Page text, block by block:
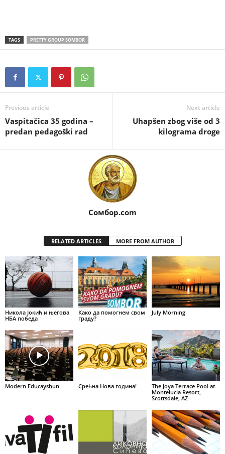
TAGS PRETTY GROUP SOMBOR
Previous article
Vaspitačica 35 godina –
predan pedagoški rad
Next article
Uhapšen zbog više od 3
kilograma droge
Сомбор.com
RELATED ARTICLES MORE FROM AUTHOR
Никола Јокић и његова
НБА победа
Како да помогнем свом
граду?
July Morning
Modern Educayshun Срећна Нова година!
The Joya Terrace Pool at
Montelucia Resort,
Scottsdale, AZ